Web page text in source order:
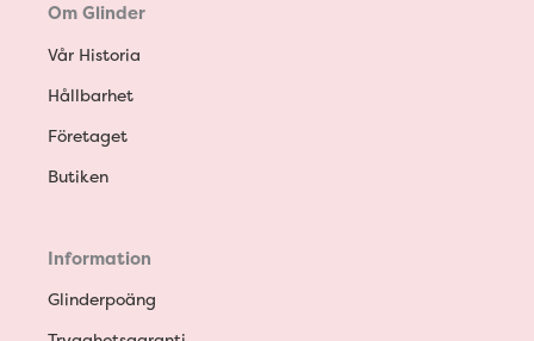
Om Glinder
Vår Historia
Hållbarhet
Företaget
Butiken
Information
Glinderpoäng